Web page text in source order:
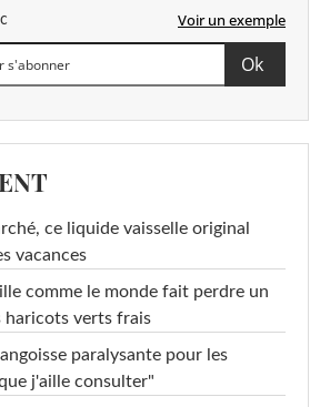
Voir un exemple
ce liquide vaisselle original
vacances
comme le monde fait perdre un
haricots verts frais
paralysante pour les
j'aille consulter"